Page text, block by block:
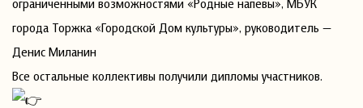
ограниченными возможностями «Родные напевы», МБУК
города Торжка «Городской Дом культуры», руководитель —
Денис Миланин
Все остальные коллективы получили дипломы участников.